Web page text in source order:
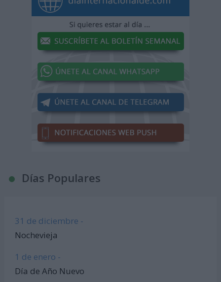
Días Populares
31 de diciembre -
Nochevieja
1 de enero -
Día de Año Nuevo